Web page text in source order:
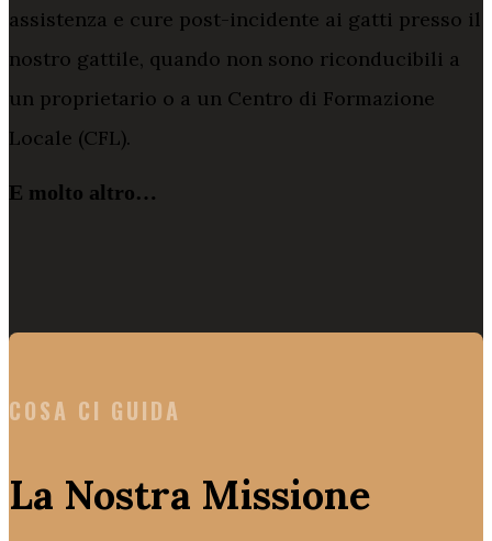
assistenza e cure post-incidente ai gatti presso il
nostro gattile, quando non sono riconducibili a
un proprietario o a un Centro di Formazione
Locale (CFL).
E molto altro…
COSA CI GUIDA
La Nostra Missione